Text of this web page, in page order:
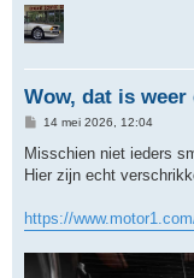
Wow, dat is weer
B
r
c
14 mei 2026, 12:04
Misschien niet ieders
Hier zijn echt
https://